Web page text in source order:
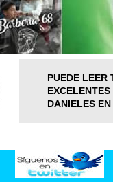
PUEDE LEER
DANIELES